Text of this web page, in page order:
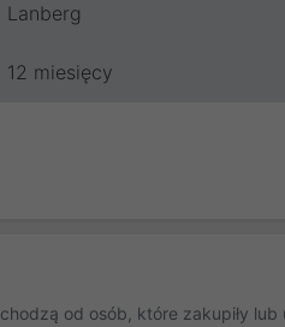
Lanberg
12 miesięcy
od osób, które zakupiły